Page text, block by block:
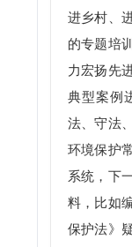
进乡村、
的专题培
力宏扬先
典型案例
法、守法
环境保护
系统，下
料，比如
保护法》